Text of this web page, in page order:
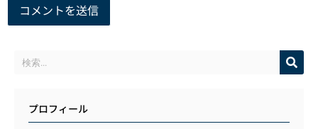
プロフィール